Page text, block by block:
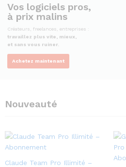
Vos logiciels pros,
à prix malins
Créateurs, freelances, entreprises :
travaillez plus vite, mieux,
et sans vous ruiner.
Achetez maintenant
Nouveauté
Claude Team Pro Illimité –